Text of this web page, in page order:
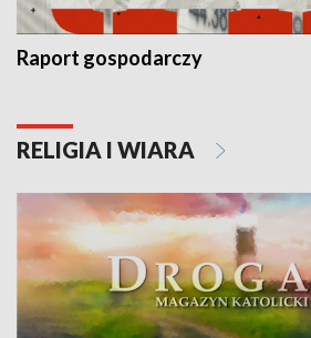
Raport gospodarczy
RELIGIA I WIARA